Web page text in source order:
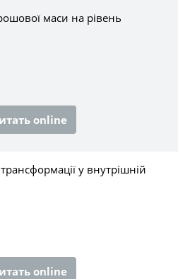
маси на рівень
online
у внутрішній
online